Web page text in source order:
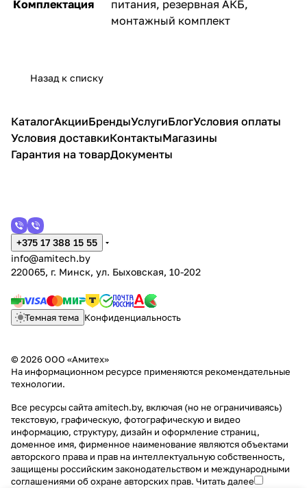
Комплектация
питания, резервная АКБ,
монтажный комплект
Назад к списку
КаталогАкцииБрендыУслугиБлогУсловия оплаты
Условия доставкиКонтактыМагазины
Гарантия на товарДокументы
+375 17 388 15 55
info@amitech.by
220065, г. Минск, ул. Быховская, 10-202
Темная тема Конфиденциальность
© 2026 ООО «Амитех»
На информационном ресурсе применяются рекомендательные
технологии.
Все ресурсы сайта amitech.by, включая (но не ограничиваясь)
текстовую, графическую, фотографическую и видео
информацию, структуру, дизайн и оформление страниц,
доменное имя, фирменное наименование являются объектами
авторского права и прав на интеллектуальную собственность,
защищены российским законодательством и международными
соглашениями об охране авторских прав. Читать далее